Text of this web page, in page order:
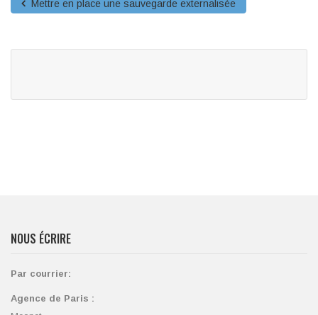
Mettre en place une sauvegarde externalisée
NOUS ÉCRIRE
Par courrier:
Agence de Paris :